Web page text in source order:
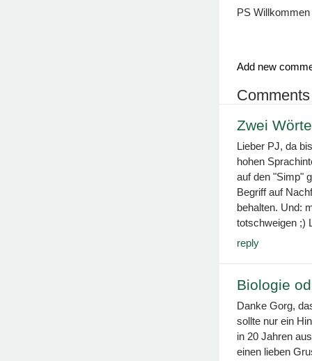
PS
Add new
Comments
Zwei
Lieber PJ, da
hohen
auf den "Simp"
Begriff auf
behalten. Und:
totschweigen ;)
reply
Biologie
Danke Gorg,
sollte nur ein
in 20 Jahren
einen lieben